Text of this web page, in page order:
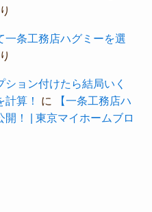
一条工務店ハグミーを選
ション付けたら結局いく
算！
に
【一条工務店ハ
！ | 東京マイホームブロ